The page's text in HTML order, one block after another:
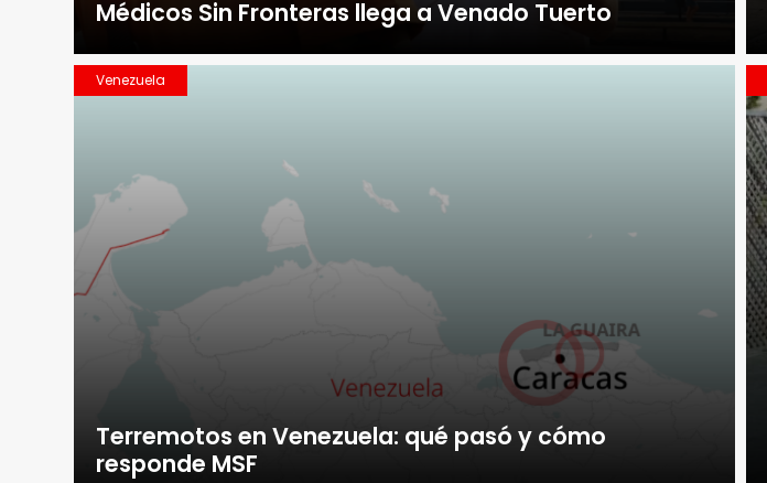
Médicos Sin Fronteras llega a Venado Tuerto
Venezuela
Terremotos en Venezuela: qué pasó y cómo
responde MSF